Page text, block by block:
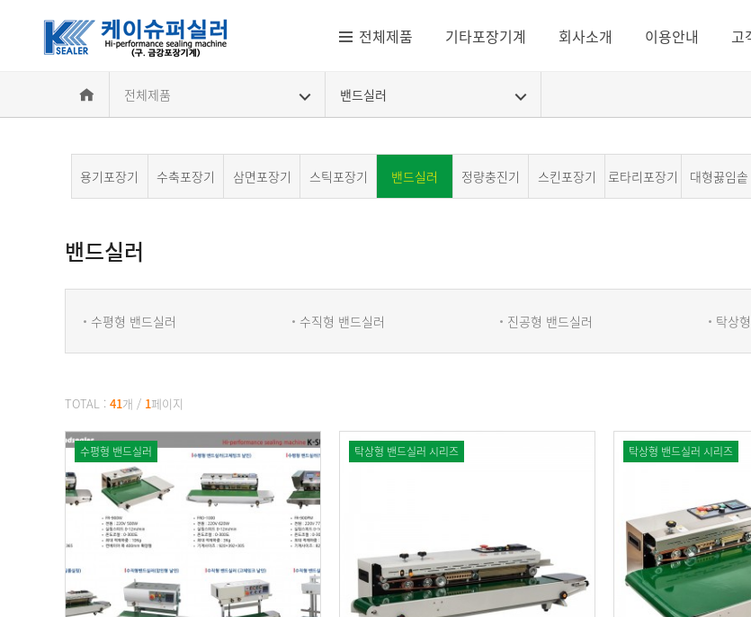
전체제품 기타포장기계 회사소개 이용안내 고
전체제품 밴드실러
용기포장기 수축포장기 삼면포장기 스틱포장기 밴드실러 정량충진기 스킨포장기 로타리포장기 대형끓임솥
밴드실러
밴드실러
수평형 밴드실러 수직형 밴드실러 진공형 밴드실러 탁상
TOTAL : 41개 / 1페이지
수평형 밴드실러 탁상형 밴드실러 시리즈 탁상형 밴드실러 시리즈